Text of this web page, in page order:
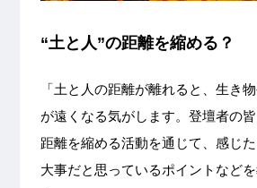
“土と人”の距離を縮める？
「土と人の距離が離れると、生き
が遠くなる気がします。登壇者の
距離を縮める活動を通じて、感じ
大事だと思っているポイントなど